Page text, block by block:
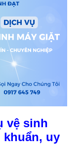
vệ sinh
khuẩn, uy